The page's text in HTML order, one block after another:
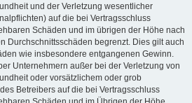
und der Verletzung wesentlicher
auf die bei Vertragsschluss
Schäden und im übrigen der Höhe nach
Durchschnittsschäden begrenzt. Dies gilt auch
wie insbesondere entgangenen Gewinn.
Unternehmern außer bei der Verletzung von
oder vorsätzlichem oder grob
Betreibers auf die bei Vertragsschluss